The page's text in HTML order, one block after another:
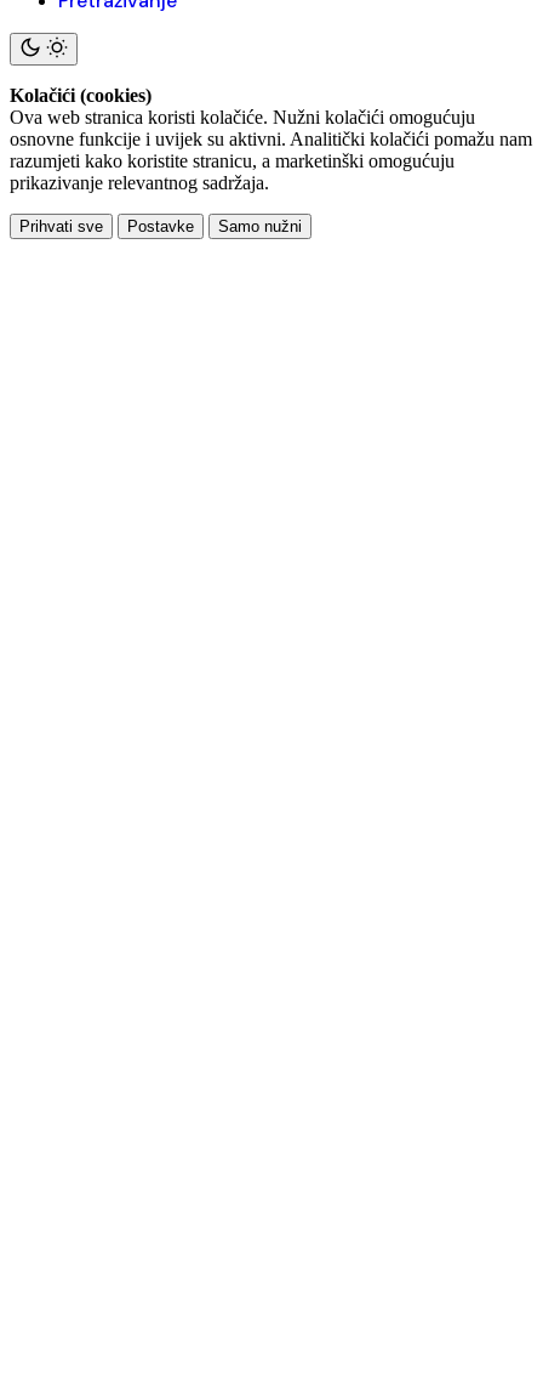
Kolačići (cookies)
Ova web stranica koristi kolačiće. Nužni kolačići omogućuju
osnovne funkcije i uvijek su aktivni. Analitički kolačići pomažu nam
razumjeti kako koristite stranicu, a marketinški omogućuju
prikazivanje relevantnog sadržaja.
Prihvati sve Postavke Samo nužni